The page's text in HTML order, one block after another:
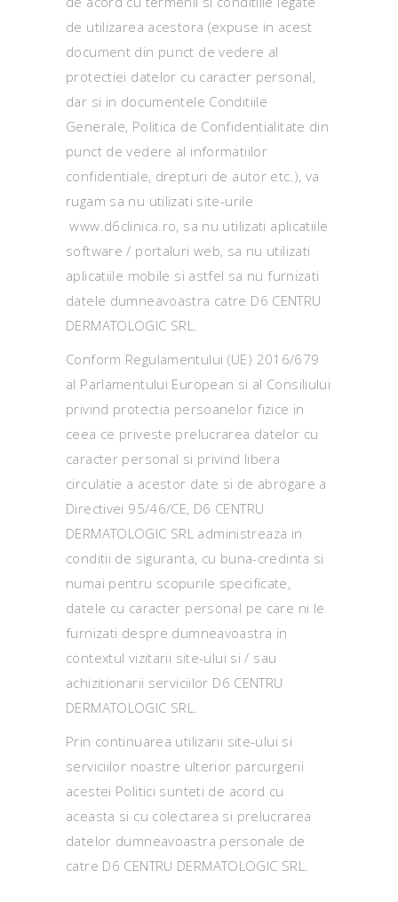
de utilizarea acestora (expuse in acest
document din punct de vedere al
protectiei datelor cu caracter personal,
dar si in documentele Conditiile
Generale, Politica de Confidentialitate din
punct de vedere al informatiilor
confidentiale, drepturi de autor etc.), va
rugam sa nu utilizati site-urile
www.d6clinica.ro, sa nu utilizati aplicatiile
software / portaluri web, sa nu utilizati
aplicatiile mobile si astfel sa nu furnizati
datele dumneavoastra catre D6 CENTRU
DERMATOLOGIC SRL.
Conform Regulamentului (UE) 2016/679
al Parlamentului European si al Consiliului
privind protectia persoanelor fizice in
ceea ce priveste prelucrarea datelor cu
caracter personal si privind libera
circulatie a acestor date si de abrogare a
Directivei 95/46/CE, D6 CENTRU
DERMATOLOGIC SRL administreaza in
conditii de siguranta, cu buna-credinta si
numai pentru scopurile specificate,
datele cu caracter personal pe care ni le
furnizati despre dumneavoastra in
contextul vizitarii site-ului si / sau
achizitionarii serviciilor D6 CENTRU
DERMATOLOGIC SRL.
Prin continuarea utilizarii site-ului si
serviciilor noastre ulterior parcurgerii
acestei Politici sunteti de acord cu
aceasta si cu colectarea si prelucrarea
datelor dumneavoastra personale de
catre D6 CENTRU DERMATOLOGIC SRL.